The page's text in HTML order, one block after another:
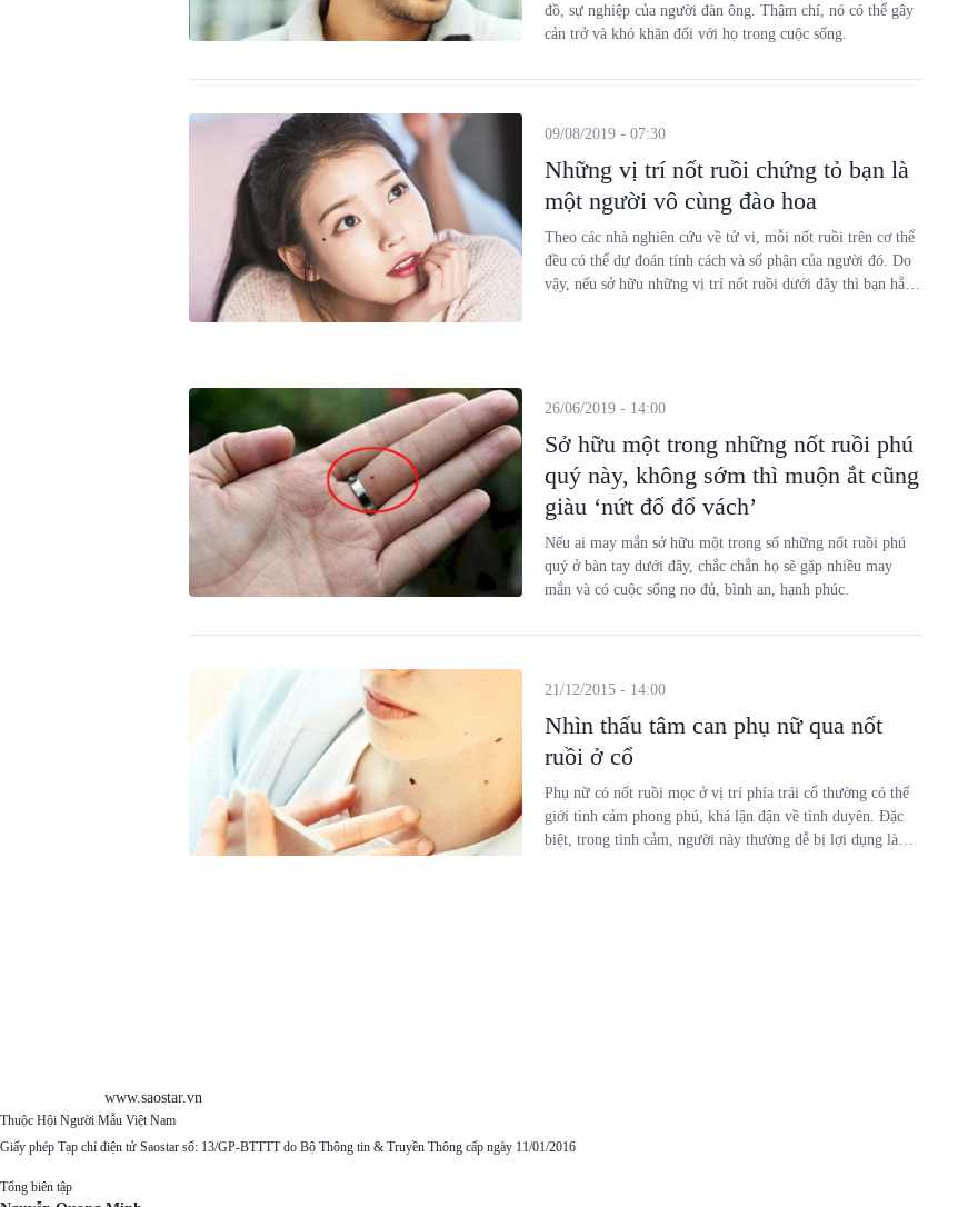
đồ, sự nghiệp của người đàn ông. Thậm chí, nó có thể gây
cản trở và khó khăn đối với họ trong cuộc sống.
Những vị trí nốt ruồi chứng tỏ bạn là
một người vô cùng đào hoa
09/08/2019 - 07:30
Theo các nhà nghiên cứu về tử vi, mỗi nốt ruồi trên cơ thể
đều có thể dự đoán tính cách và số phận của người đó. Do
vậy, nếu sở hữu những vị trí nốt ruồi dưới đây thì bạn hẳn
Sở hữu một trong những nốt ruồi phú
quý này, không sớm thì muộn ắt cũng
giàu ‘nứt đố đổ vách’
26/06/2019 - 14:00
Nếu ai may mắn sở hữu một trong số những nốt ruồi phú
quý ở bàn tay dưới đây, chắc chắn họ sẽ gặp nhiều may
mắn và có cuộc sống no đủ, bình an, hạnh phúc.
Nhìn thấu tâm can phụ nữ qua nốt
ruồi ở cổ
21/12/2015 - 14:00
Phụ nữ có nốt ruồi mọc ở vị trí phía trái cổ thường có thế
giới tình cảm phong phú, khá lận đận về tình duyên. Đặc
biệt, trong tình cảm, người này thường dễ bị lợi dụng làm
www.saostar.vn
Thuộc Hội Người Mẫu Việt Nam
Giấy phép Tạp chí điện tử Saostar số: 13/GP-BTTTT do Bộ Thông tin & Truyền Thông cấp ngày 11/01/2016
Tổng biên tập